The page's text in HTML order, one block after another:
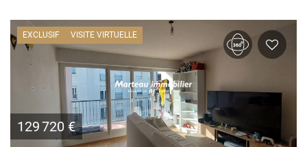
EXCLUSIF VISITE VIRTUELLE
129 720 €